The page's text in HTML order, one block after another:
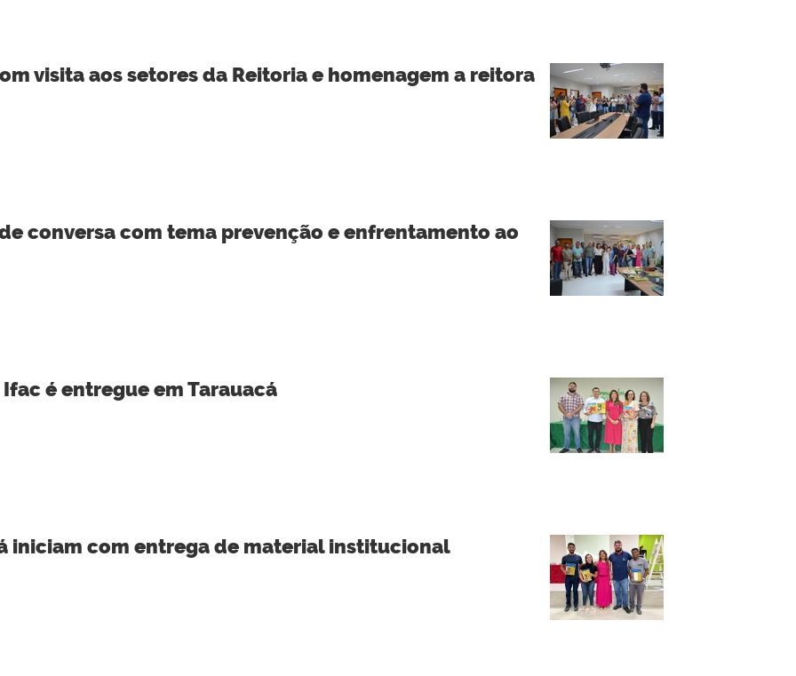
visita aos setores da Reitoria e homenagem a reitora
conversa com tema prevenção e enfrentamento ao
é entregue em Tarauacá
iniciam com entrega de material institucional